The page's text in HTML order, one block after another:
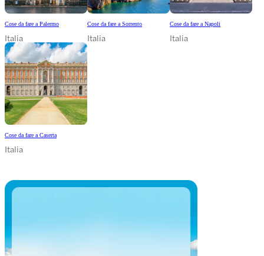
Cose da fare a Palermo
Italia
Cose da fare a Sorrento
Italia
Cose da fare a Napoli
Italia
Cose da fare a Caserta
Italia